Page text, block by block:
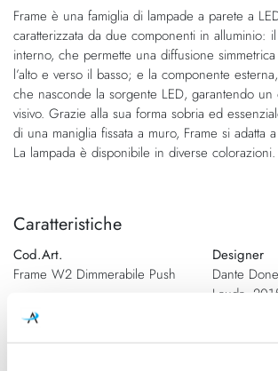
galleria
di
immagini
di
immagini
Frame è una famiglia di lampade a parete a
caratterizzata da due componenti in alluminio:
interno, che permette una diffusione
l’alto e verso il basso; e la componente
che nasconde la sorgente LED, garantendo un
visivo. Grazie alla sua forma sobria ed
di una maniglia fissata a muro, Frame si adatta
La lampada è disponibile in diverse colorazioni.
Caratteristiche
Cod.Art.
Frame W2 Dimmerabile Push
Designer
Dante
Lauda,